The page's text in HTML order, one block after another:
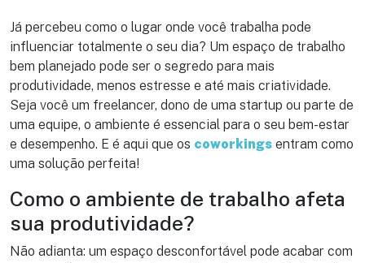
Já percebeu como o lugar onde você trabalha pode
influenciar totalmente o seu dia? Um espaço de trabalho
bem planejado pode ser o segredo para mais
produtividade, menos estresse e até mais criatividade.
Seja você um freelancer, dono de uma startup ou parte de
uma equipe, o ambiente é essencial para o seu bem-estar
e desempenho. E é aqui que os coworkings entram como
uma solução perfeita!
Como o ambiente de trabalho afeta
sua produtividade?
Não adianta: um espaço desconfortável pode acabar com